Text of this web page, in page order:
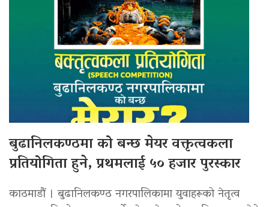
बुढानिलकण्ठमा को बन्छ मेयर वक्तृत्वकला
प्रतियोगिता हुने, प्रथमलाई ५० हजार पुरस्कार
काठमाडौं । बुढानिलकण्ठ नगरपालिकामा युवाहरूको नेतृत्व